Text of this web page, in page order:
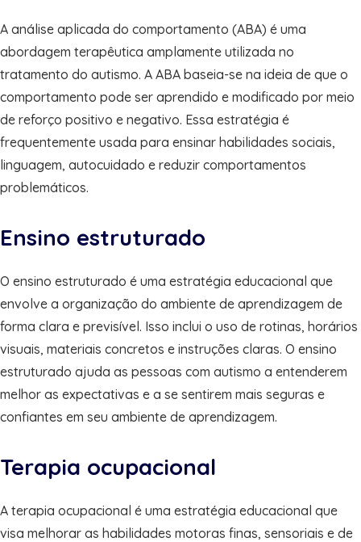
A análise aplicada do comportamento (ABA) é uma
abordagem terapêutica amplamente utilizada no
tratamento do autismo. A ABA baseia-se na ideia de que o
comportamento pode ser aprendido e modificado por meio
de reforço positivo e negativo. Essa estratégia é
frequentemente usada para ensinar habilidades sociais,
linguagem, autocuidado e reduzir comportamentos
problemáticos.
Ensino estruturado
O ensino estruturado é uma estratégia educacional que
envolve a organização do ambiente de aprendizagem de
forma clara e previsível. Isso inclui o uso de rotinas, horários
visuais, materiais concretos e instruções claras. O ensino
estruturado ajuda as pessoas com autismo a entenderem
melhor as expectativas e a se sentirem mais seguras e
confiantes em seu ambiente de aprendizagem.
Terapia ocupacional
A terapia ocupacional é uma estratégia educacional que
visa melhorar as habilidades motoras finas, sensoriais e de